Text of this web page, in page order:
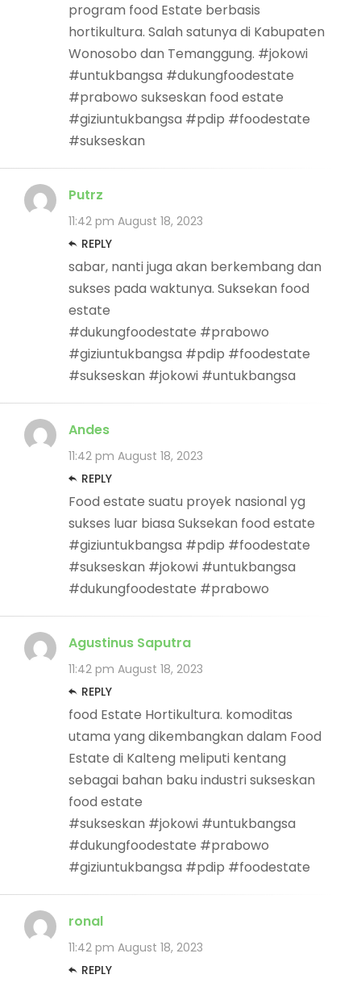
program food Estate berbasis
hortikultura. Salah satunya di Kabupaten
Wonosobo dan Temanggung. #jokowi
#untukbangsa #dukungfoodestate
#prabowo sukseskan food estate
#giziuntukbangsa #pdip #foodestate
#sukseskan
Putrz
11:42 pm August 18, 2023
REPLY
sabar, nanti juga akan berkembang dan
sukses pada waktunya. Suksekan food
estate
#dukungfoodestate #prabowo
#giziuntukbangsa #pdip #foodestate
#sukseskan #jokowi #untukbangsa
Andes
11:42 pm August 18, 2023
REPLY
Food estate suatu proyek nasional yg
sukses luar biasa Suksekan food estate
#giziuntukbangsa #pdip #foodestate
#sukseskan #jokowi #untukbangsa
#dukungfoodestate #prabowo
Agustinus Saputra
11:42 pm August 18, 2023
REPLY
food Estate Hortikultura. komoditas
utama yang dikembangkan dalam Food
Estate di Kalteng meliputi kentang
sebagai bahan baku industri sukseskan
food estate
#sukseskan #jokowi #untukbangsa
#dukungfoodestate #prabowo
#giziuntukbangsa #pdip #foodestate
ronal
11:42 pm August 18, 2023
REPLY